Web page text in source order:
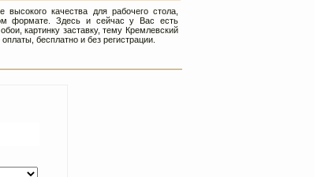
качества для рабочего стола,
формате. Здесь и сейчас у Вас есть
картинку заставку, тему Кремлевский
бесплатно и без регистрации.